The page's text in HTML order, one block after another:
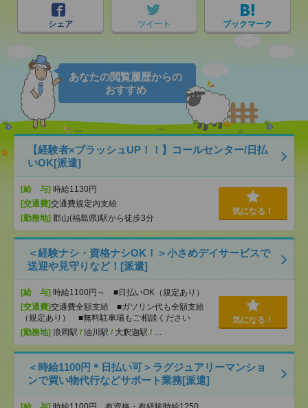
シェア ツイート ブックマーク
あなたの閲覧履歴からの
おすすめ
【経験者×ブラッシュUP！！】コールセンター/日払
いOK[派遣]
[給 与] 時給1130円
[交通費]交通費規定内支給
[勤務地] 郡山(福島県)駅から徒歩3分
気になる！
＜経験ナシ・資格ナシOK！＞小さめデイサービスで
送迎や見守りなど！[派遣]
[給 与] 時給1100円～ ■日払いOK（規定あり）
[交通費]交通費全額支給 ■ガソリン代も全額支給
（規定あり） ■無料駐車場もご相談ください
[勤務地] 浪岡駅 / 油川駅 / 大釈迦駅 / …
気になる！
＜時給1100円＊日払い可＞ラグジュアリーマンショ
ンで買い物代行などサポート業務[派遣]